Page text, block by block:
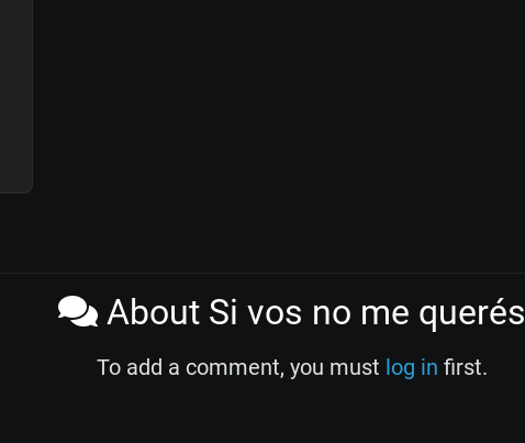
About Si vos no me querés
To add a comment, you must log in first.